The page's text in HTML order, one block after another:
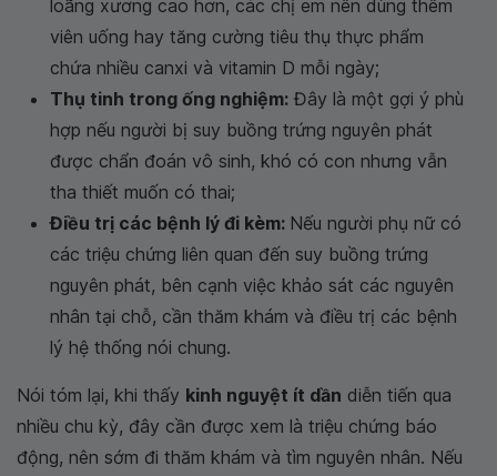
loãng xương cao hơn, các chị em nên dùng thêm
viên uống hay tăng cường tiêu thụ thực phẩm
chứa nhiều canxi và vitamin D mỗi ngày;
Thụ tinh trong ống nghiệm: Đây là một gợi ý phù
hợp nếu người bị suy buồng trứng nguyên phát
được chẩn đoán vô sinh, khó có con nhưng vẫn
tha thiết muốn có thai;
Điều trị các bệnh lý đi kèm: Nếu người phụ nữ có
các triệu chứng liên quan đến suy buồng trứng
nguyên phát, bên cạnh việc khảo sát các nguyên
nhân tại chỗ, cần thăm khám và điều trị các bệnh
lý hệ thống nói chung.
Nói tóm lại, khi thấy kinh nguyệt ít dần diễn tiến qua
nhiều chu kỳ, đây cần được xem là triệu chứng báo
động, nên sớm đi thăm khám và tìm nguyên nhân. Nếu